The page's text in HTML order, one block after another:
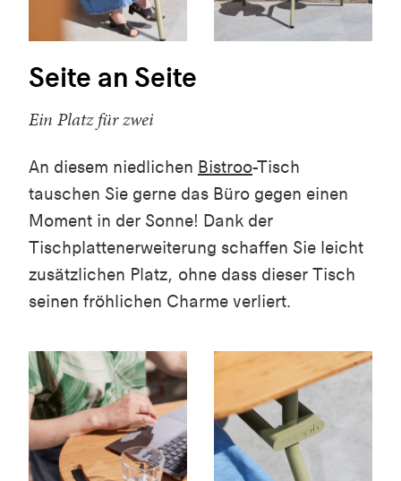
Seite an Seite
Ein Platz für zwei
An diesem niedlichen Bistroo-Tisch
tauschen Sie gerne das Büro gegen einen
Moment in der Sonne! Dank der
Tischplattenerweiterung schaffen Sie leicht
zusätzlichen Platz, ohne dass dieser Tisch
seinen fröhlichen Charme verliert.